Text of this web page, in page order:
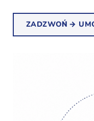
ZADZWOŃ →